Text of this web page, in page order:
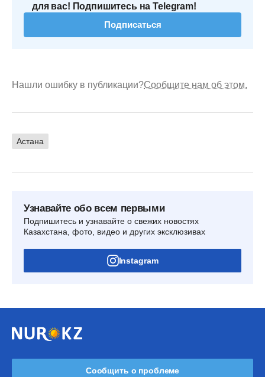
для вас! Подпишитесь на Telegram!
Подписаться
Нашли ошибку в публикации?Сообщите нам об этом.
Астана
Узнавайте обо всем первыми
Подпишитесь и узнавайте о свежих новостях
Казахстана, фото, видео и других эксклюзивах
Instagram
Сообщить о проблеме